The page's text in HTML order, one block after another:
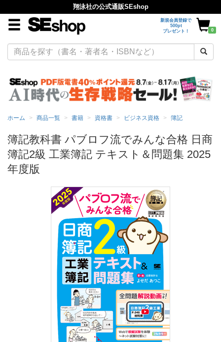
翔泳社の公式通販SEshop
新規会員登録で
500pt
プレゼント！
0
ホーム 商品一覧 書籍 資格書 ビジネス資格 簿記
簿記教科書 パブロフ流でみんな合格 日商
簿記2級 工業簿記 テキスト＆問題集 2025
年度版